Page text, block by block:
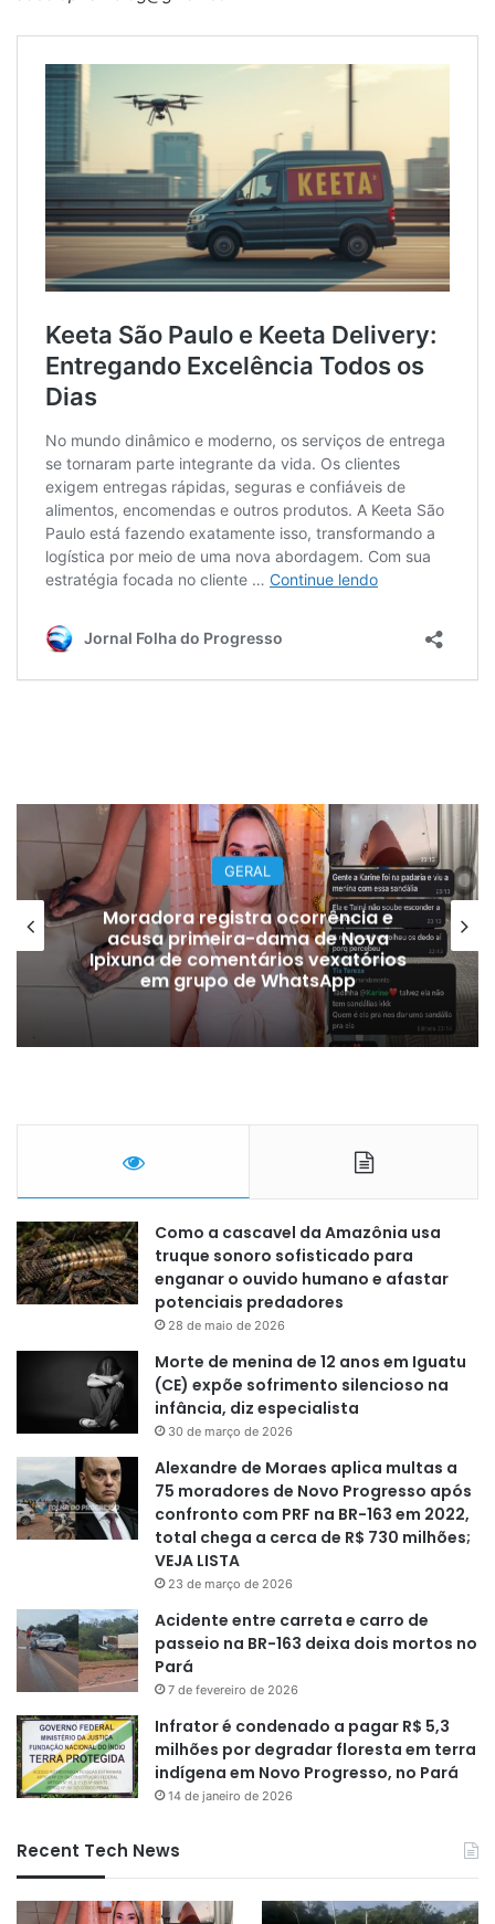
GERAL
Moradora registra ocorrência e
acusa primeira-dama de Nova
Ipixuna de comentários vexatórios
em grupo de WhatsApp
Como a cascavel da Amazônia usa
truque sonoro sofisticado para
enganar o ouvido humano e afastar
potenciais predadores
28 de maio de 2026
Morte de menina de 12 anos em Iguatu
(CE) expõe sofrimento silencioso na
infância, diz especialista
30 de março de 2026
Alexandre de Moraes aplica multas a
75 moradores de Novo Progresso após
confronto com PRF na BR-163 em 2022,
total chega a cerca de R$ 730 milhões;
VEJA LISTA
23 de março de 2026
Acidente entre carreta e carro de
passeio na BR-163 deixa dois mortos no
Pará
7 de fevereiro de 2026
Infrator é condenado a pagar R$ 5,3
milhões por degradar floresta em terra
indígena em Novo Progresso, no Pará
14 de janeiro de 2026
Recent Tech News